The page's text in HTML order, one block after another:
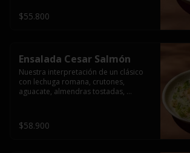
$55.800
Ensalada Cesar Salmón
Nuestra interpretación de un clásico
con lechuga romana, crutones,
aguacate, almendras tostadas,
$58.900